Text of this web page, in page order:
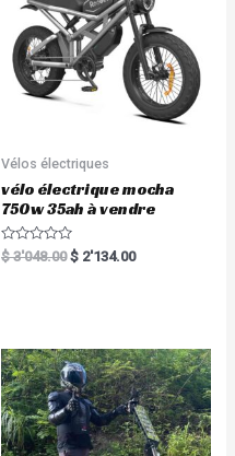
Vélos électriques
vélo électrique mocha
750w 35ah à vendre
R
a
t
o
f
5
$3'048.00 $ 2'134.00